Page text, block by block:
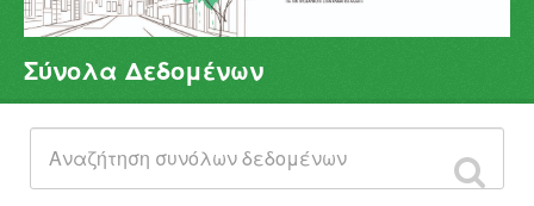
Σύνολα Δεδομένων
Φορείς
Ομάδες
Σχετικά
Σύνολα Δεδομένων